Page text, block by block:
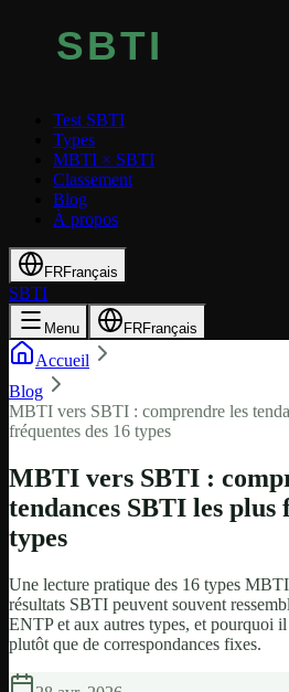
Test SBTI
Types
MBTI × SBTI
Classement
Blog
À propos
FRFrançais
SBTI
Menu FRFrançais
Accueil
Blog
MBTI vers SBTI : comprendre les
fréquentes des 16 types
MBTI vers SBTI :
tendances SBTI les plus
types
Une lecture pratique des 16 types
résultats SBTI peuvent souvent
ENTP et aux autres types, et pourquoi il
plutôt que de correspondances fixes.